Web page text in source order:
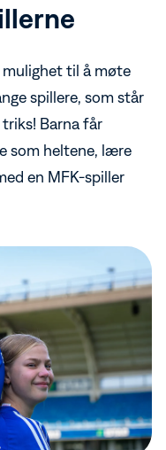
mulighet til å møte
spillere, som står
Barna får
som heltene, lære
en MFK-spiller